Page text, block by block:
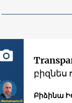
բիզնես
Բիձինա